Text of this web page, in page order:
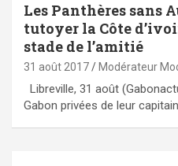
Les Panthères sans
tutoyer la Côte
stade de l’amitié
31 août 2017 Modérateur
Libreville, 31 août
Gabon privées de leur